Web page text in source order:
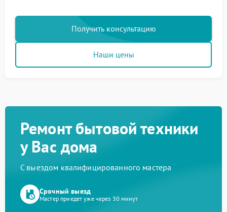
Получить консультацию
Наши цены
Ремонт бытовой техники
у Вас дома
С выездом квалифицированного мастера
Срочный выезд
Мастер приедет уже через 30 минут